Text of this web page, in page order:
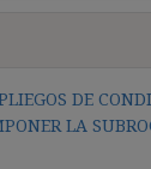
DE
LA